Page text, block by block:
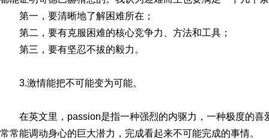
第一，要清晰地了解困难所在；
第二，要有克服困难的核心竞争力、方法和工具；
第三，要有坚忍不拔的毅力。
3.激情能把不可能变为可能。
在英文里，passion是指一种强烈的内驱力，一种极度的
常常能调动身心的巨大潜力，完成看起来不可能完成的事情。